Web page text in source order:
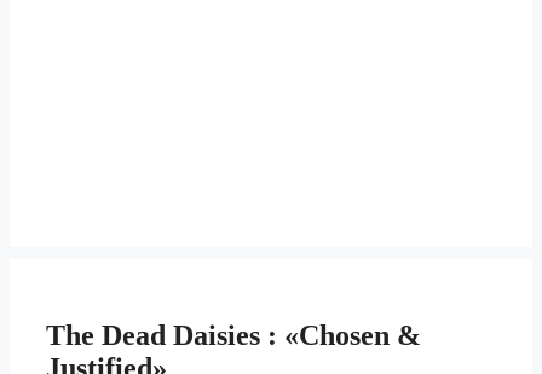
The Dead Daisies : «Chosen &